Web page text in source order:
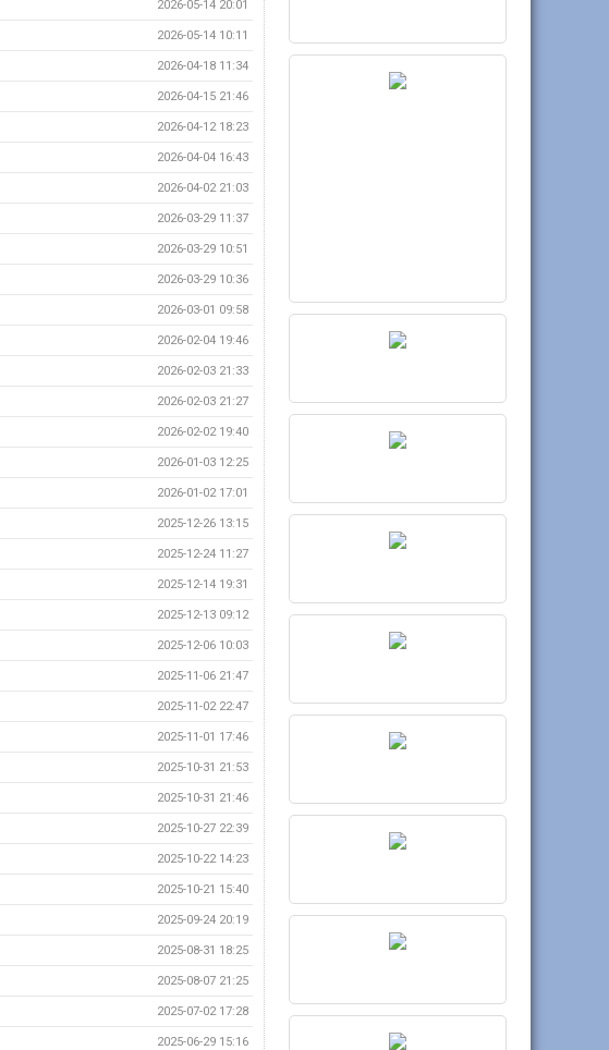
2026-05-14 20:01
2026-05-14 10:11
2026-04-18 11:34
2026-04-15 21:46
2026-04-12 18:23
2026-04-04 16:43
2026-04-02 21:03
2026-03-29 11:37
2026-03-29 10:51
2026-03-29 10:36
2026-03-01 09:58
2026-02-04 19:46
2026-02-03 21:33
2026-02-03 21:27
2026-02-02 19:40
2026-01-03 12:25
2026-01-02 17:01
2025-12-26 13:15
2025-12-24 11:27
2025-12-14 19:31
2025-12-13 09:12
2025-12-06 10:03
2025-11-06 21:47
2025-11-02 22:47
2025-11-01 17:46
2025-10-31 21:53
2025-10-31 21:46
2025-10-27 22:39
2025-10-22 14:23
2025-10-21 15:40
2025-09-24 20:19
2025-08-31 18:25
2025-08-07 21:25
2025-07-02 17:28
2025-06-29 15:16